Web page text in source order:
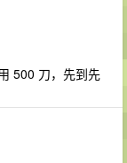
500 刀，先到先